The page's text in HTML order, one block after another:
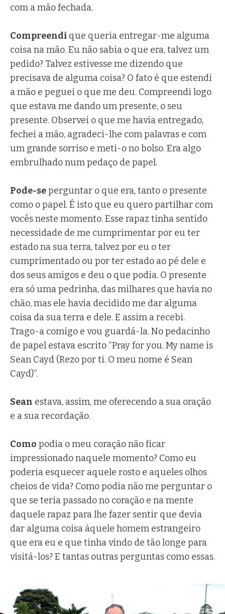
com a mão fechada.
Compreendi que queria entregar-me alguma
coisa na mão. Eu não sabia o que era, talvez um
pedido? Talvez estivesse me dizendo que
precisava de alguma coisa? O fato é que estendi
a mão e peguei o que me deu. Compreendi logo
que estava me dando um presente, o seu
presente. Observei o que me havia entregado,
fechei a mão, agradeci-lhe com palavras e com
um grande sorriso e meti-o no bolso. Era algo
embrulhado num pedaço de papel.
Pode-seperguntar o que era, tanto o presente
como o papel. É isto que eu quero partilhar com
vocês neste momento. Esse rapaz tinha sentido
necessidade de me cumprimentar por eu ter
estado na sua terra, talvez por eu o ter
cumprimentado ou por ter estado ao pé dele e
dos seus amigos e deu o que podia. O presente
era só uma pedrinha, das milhares que havia no
chão, mas ele havia decidido me dar alguma
coisa da sua terra e dele. E assim a recebi.
Trago-a comigo e vou guardá-la. No pedacinho
de papel estava escrito “Pray for you. My name is
Sean Cayd (Rezo por ti. O meu nome é Sean
Cayd)”.
Sean estava, assim, me oferecendo a sua oração
e a sua recordação.
Como podia o meu coração não ficar
impressionado naquele momento? Como eu
poderia esquecer aquele rosto e aqueles olhos
cheios de vida? Como podia não me perguntar o
que se teria passado no coração e na mente
daquele rapaz para lhe fazer sentir que devia
dar alguma coisa àquele homem estrangeiro
que era eu e que tinha vindo de tão longe para
visitá-los? E tantas outras perguntas como essas.